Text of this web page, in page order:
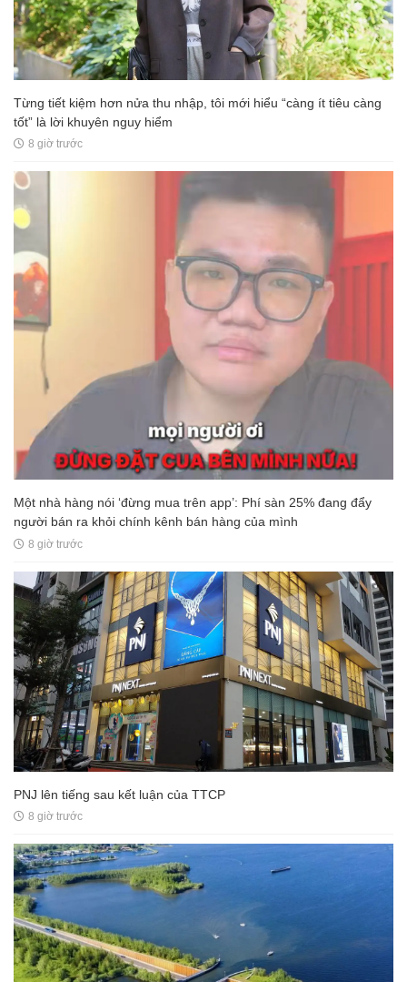
Từng tiết kiệm hơn nửa thu nhập, tôi mới hiểu “càng ít tiêu càng
tốt” là lời khuyên nguy hiểm
8 giờ trước
Một nhà hàng nói ‘đừng mua trên app’: Phí sàn 25% đang đẩy
người bán ra khỏi chính kênh bán hàng của mình
8 giờ trước
PNJ lên tiếng sau kết luận của TTCP
8 giờ trước